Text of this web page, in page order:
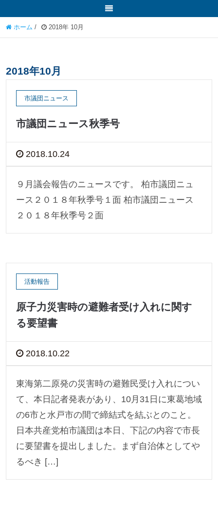
ホーム / 2018年 10月
2018年10月
市議団ニュース
市議団ニュース秋季号
2018.10.24
９月議会報告のニュースです。 柏市議団ニュ
ース２０１８年秋季号１面 柏市議団ニュース
２０１８年秋季号２面
活動報告
原子力災害時の避難者受け入れに関す
る要望書
2018.10.22
東海第二原発の災害時の避難民受け入れについ
て、本日記者発表があり、10月31日に東葛地域
の6市と水戸市の間で締結式を結ぶとのこと。
日本共産党柏市議団は本日、下記の内容で市長
に要望書を提出しました。まず自治体としてや
るべき […]